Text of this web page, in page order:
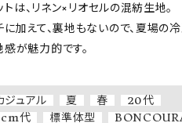
、リネン×リオセルの混紡生地。
に加えて、裏地もないので、夏場の
が魅力的です。
ジュアル 夏 春
20代
代 標準体型